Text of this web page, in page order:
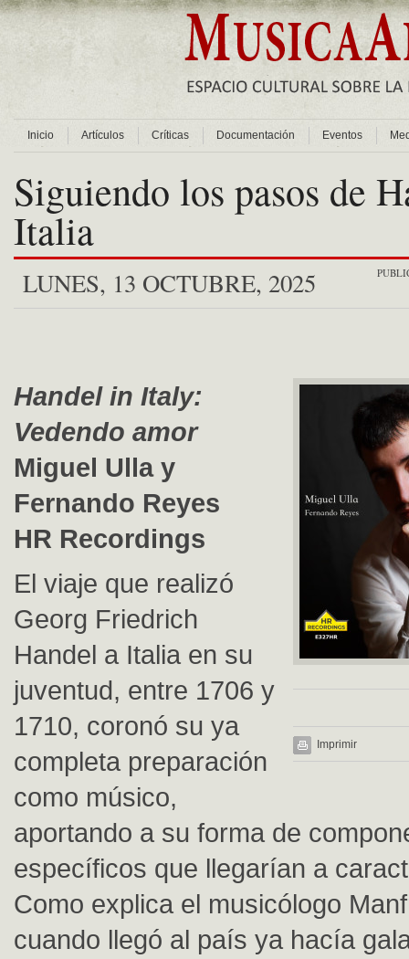
Inicio Artículos Críticas Documentación Eventos
Siguiendo los pasos de
Italia
LUNES, 13 OCTUBRE, 2025
Imprimir
Handel in Italy:
Vedendo amor
Miguel Ulla y
Fernando Reyes
HR Recordings
El viaje que realizó
Georg Friedrich
Handel a Italia en su
juventud, entre 1706 y
1710, coronó su ya
completa preparación
como músico,
aportando a su forma de
específicos que llegarían a
Como explica el musicólogo
cuando llegó al país ya hacía